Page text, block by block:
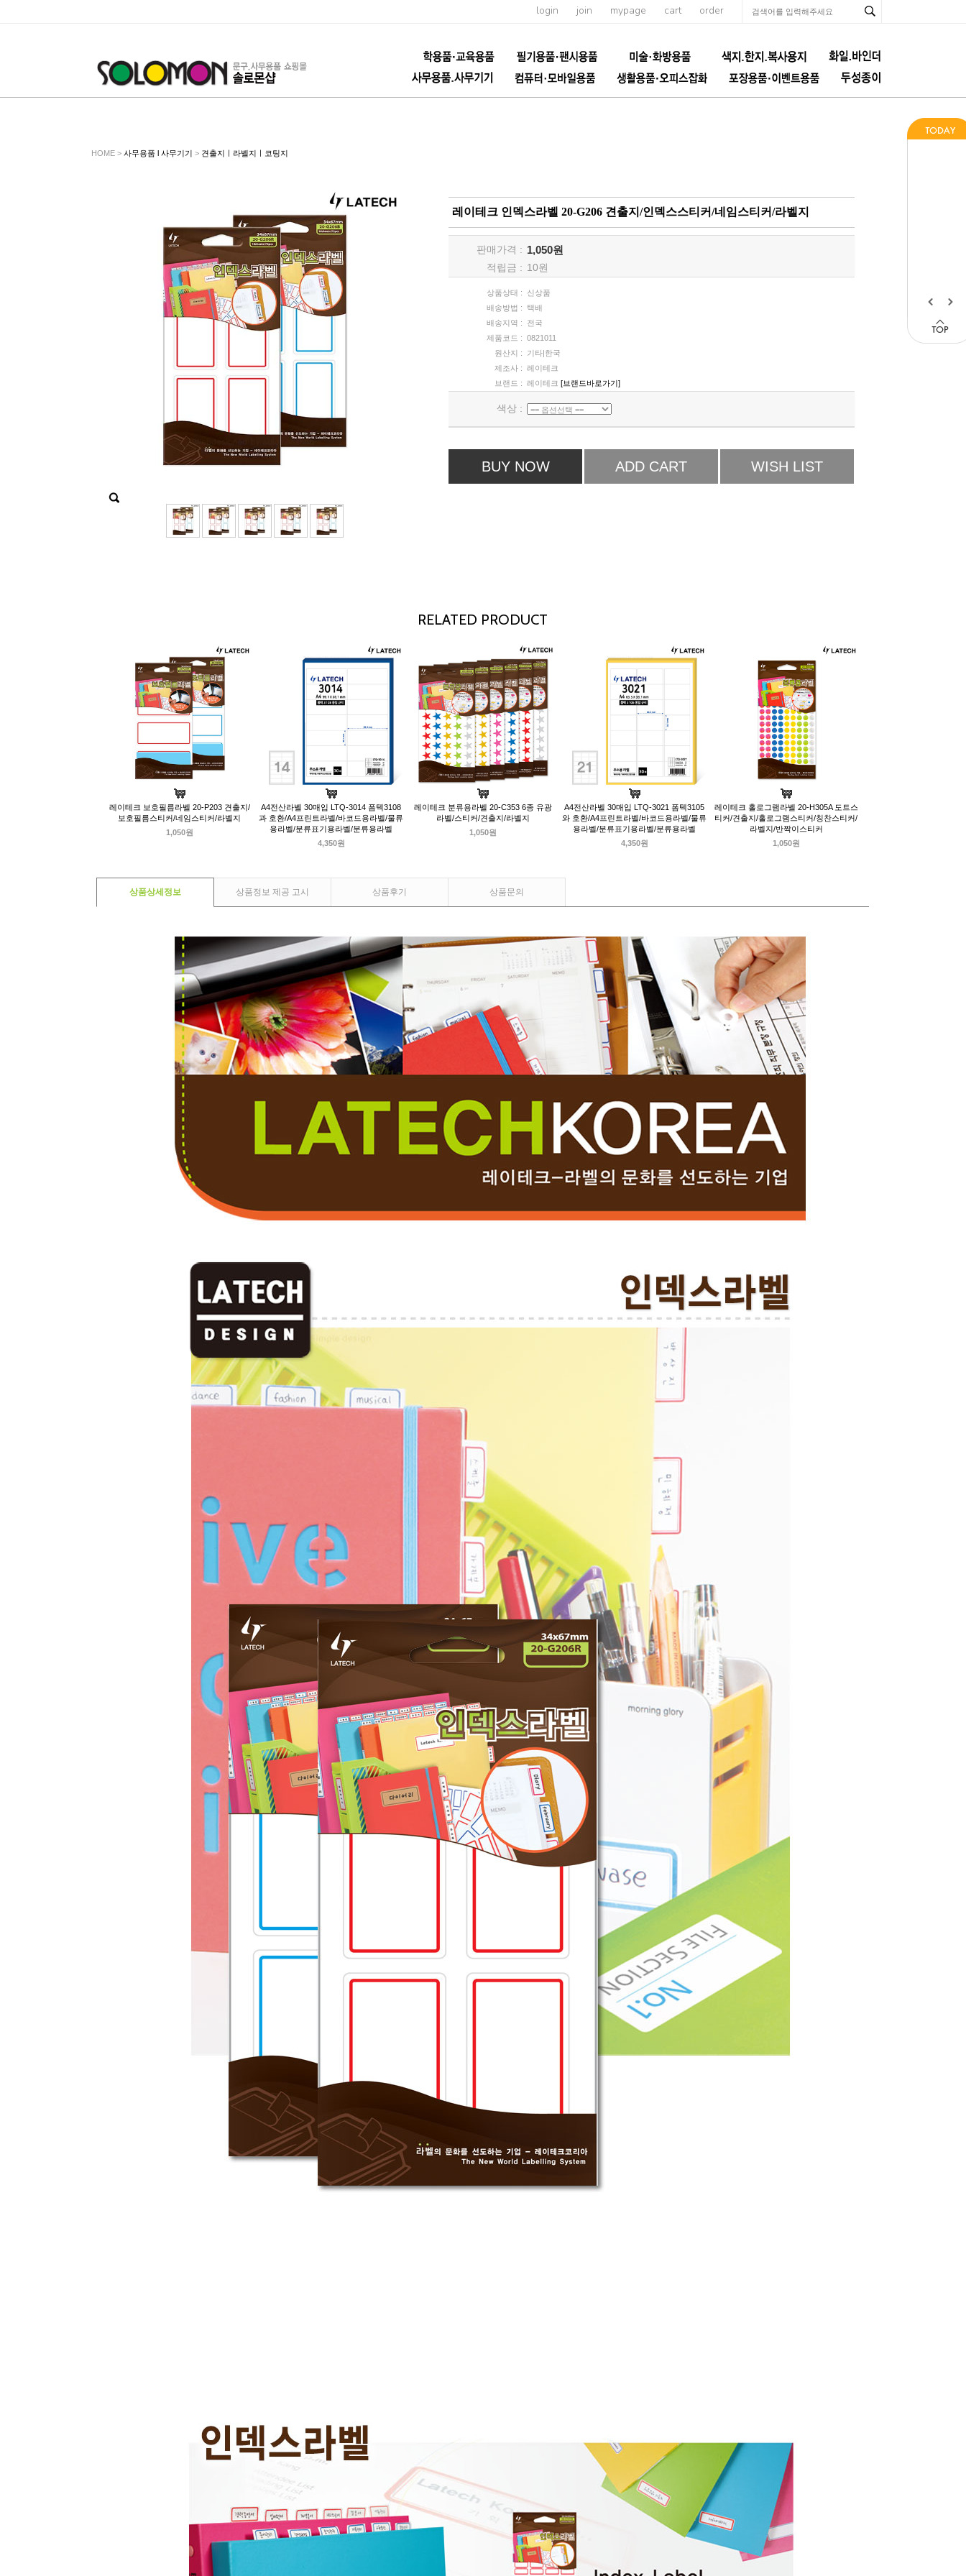
login join mypage cart order
HOME > 사무용품 l 사무기기 > 견출지ㅣ라벨지ㅣ코팅지
레이테크 인덱스라벨 20-G206 견출지/인덱스스티커/네임스티커/라벨지
판매가격 : 1,050원
적립금 : 10원
상품상태 :
신상품
배송방법 :
택배
배송지역 :
전국
제품코드 : 0821011
원산지 :
기타|한국
제조사 : 레이테크
브랜드 : 레이테크 [브랜드바로가기]
색상 :
BUY NOW ADD CART WISH LIST
RELATED PRODUCT
레이테크 보호필름라벨 20-P203 견출지/
보호필름스티커/네임스티커/라벨지
1,050원
A4전산라벨 30매입 LTQ-3014 폼텍3108
과 호환/A4프린트라벨/바코드용라벨/물류
용라벨/분류표기용라벨/분류용라벨
4,350원
레이테크 분류용라벨 20-C353 6종 유광
라벨/스티커/견출지/라벨지
1,050원
A4전산라벨 30매입 LTQ-3021 폼텍3105
와 호환/A4프린트라벨/바코드용라벨/물류
용라벨/분류표기용라벨/분류용라벨
4,350원
레이테크 홀로그램라벨 20-H305A 도트스
티커/견출지/홀로그램스티커/칭찬스티커/
라벨지/반짝이스티커
1,050원
상품상세정보 상품정보 제공 고시 상품후기 상품문의